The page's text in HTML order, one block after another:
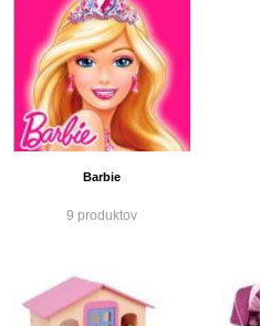
Barbie
9 produktov